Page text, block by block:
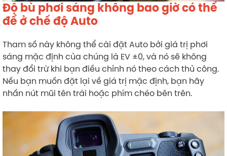
Độ bù phơi sáng không bao giờ có thể
để ở chế độ Auto
Tham số này không thể cài đặt Auto bởi giá trị phơi
sáng mặc định của chúng là EV ±0, và nó sẽ không
thay đổi trừ khi bạn điều chỉnh nó theo cách thủ công.
Nếu bạn muốn đặt lại về giá trị mặc định, bạn hãy
nhấn nút mũi tên trái hoặc phím chéo bên trên.